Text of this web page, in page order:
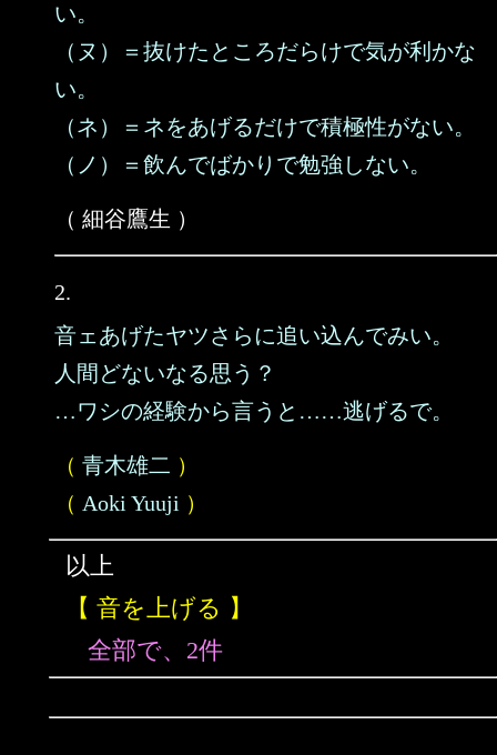
い。
（ヌ）＝抜けたところだらけで気が利かな
い。
（ネ）＝ネをあげるだけで積極性がない。
（ノ）＝飲んでばかりで勉強しない。
（ 細谷鷹生 ）
2.
音ェあげたヤツさらに追い込んでみい。
人間どないなる思う？
…ワシの経験から言うと……逃げるで。
（ 青木雄二 ）
（ Aoki Yuuji ）
以上
【 音を上げる 】
全部で、2件